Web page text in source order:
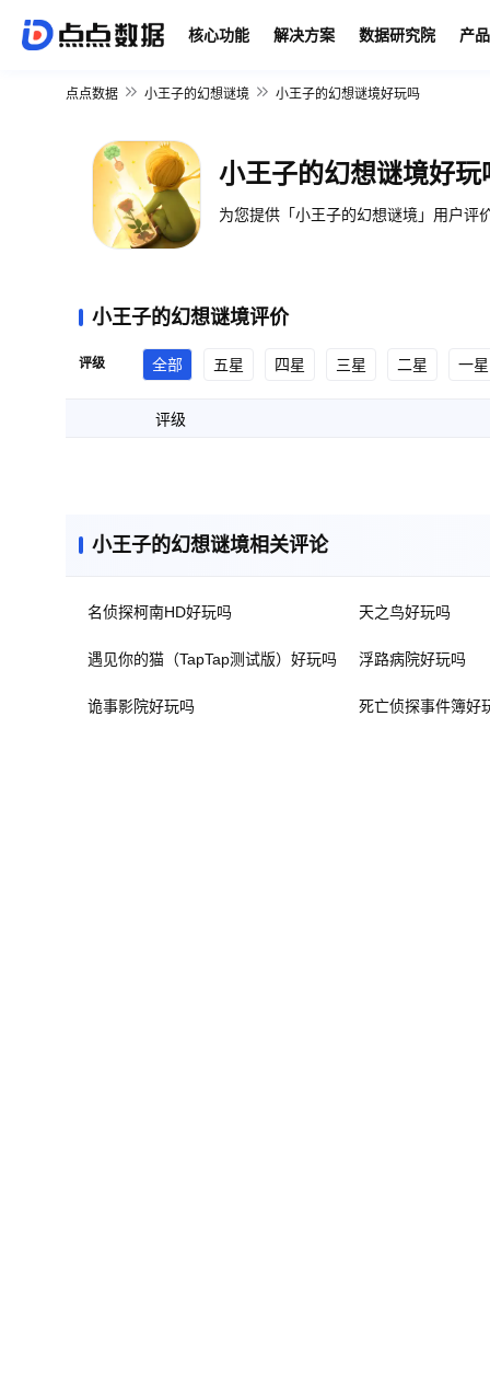
核心功能 解决方案 数据研究院 产
点点数据 小王子的幻想谜境 小王子的幻想谜境好玩吗
小王子的幻想谜境好玩
为您提供「小王子的幻想谜境」用户评
小王子的幻想谜境评价
评级 全部 五星 四星 三星 二星 一星
评级
小王子的幻想谜境相关评论
名侦探柯南HD好玩吗 天之鸟好玩吗
遇见你的猫（TapTap测试版）好玩吗 浮路病院好玩吗
诡事影院好玩吗 死亡侦探事件簿好